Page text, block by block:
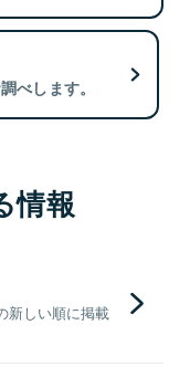
べします。
情報
新しい順に掲載